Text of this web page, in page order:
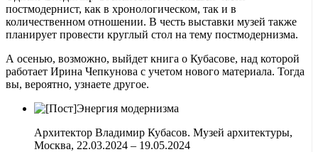
постмодернист, как в хронологическом, так и в
количественном отношении. В честь выставки музей также
планирует провести круглый стол на тему постмодернизма.
А осенью, возможно, выйдет книга о Кубасове, над которой
работает Ирина Чепкунова с учетом нового материала. Тогда
вы, вероятно, узнаете другое.
Архитектор Владимир Кубасов. Музей архитектуры,
Москва, 22.03.2024 – 19.05.2024